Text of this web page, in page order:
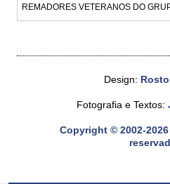
Design:
Fotografia e Textos:
Copyright © 2002-